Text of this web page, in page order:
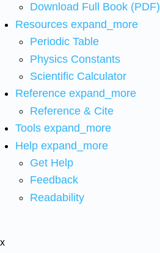
Download Full Book (PDF)
Resources expand_more
Periodic Table
Physics Constants
Scientific Calculator
Reference expand_more
Reference & Cite
Tools expand_more
Help expand_more
Get Help
Feedback
Readability
x